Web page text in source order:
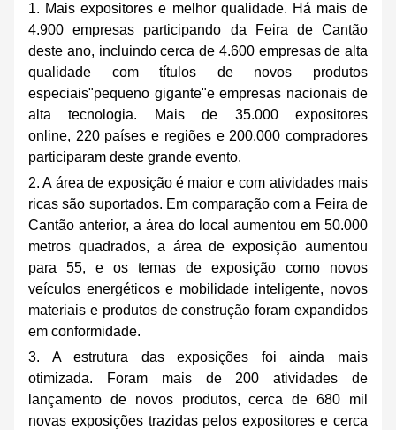
1. Mais expositores e melhor qualidade. Há mais de
4.900 empresas participando da Feira de Cantão
deste ano, incluindo cerca de 4.600 empresas de alta
qualidade com títulos de novos produtos
especiais"pequeno gigante"e empresas nacionais de
alta tecnologia. Mais de 35.000 expositores
online, 220 países e regiões e 200.000 compradores
participaram deste grande evento.
2. A área de exposição é maior e com atividades mais
ricas são suportados. Em comparação com a Feira de
Cantão anterior, a área do local aumentou em 50.000
metros quadrados, a área de exposição aumentou
para 55, e os temas de exposição como novos
veículos energéticos e mobilidade inteligente, novos
materiais e produtos de construção foram expandidos
em conformidade.
3. A estrutura das exposições foi ainda mais
otimizada. Foram mais de 200 atividades de
lançamento de novos produtos, cerca de 680 mil
novas exposições trazidas pelos expositores e cerca